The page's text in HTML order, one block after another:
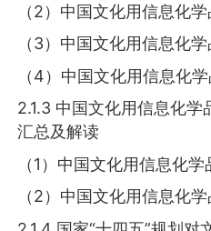
（2）中国文化用信息化
（3）中国文化用信息化
（4）中国文化用信息化
2.1.3 中国文化用信息化学
汇总及解读
（1）中国文化用信息化
（2）中国文化用信息化